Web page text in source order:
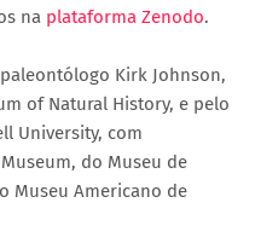
na plataforma Zenodo.
Kirk Johnson,
of Natural History, e pelo
University, com
do Museu de
Museu Americano de